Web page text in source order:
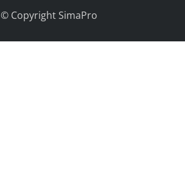
© Copyright SimaPro